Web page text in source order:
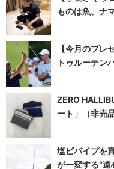
ものは魚、ナ
【今月のプレ
トゥルーテン
ZERO
ート」（非売
塩ビパイプを
が一変する“遠